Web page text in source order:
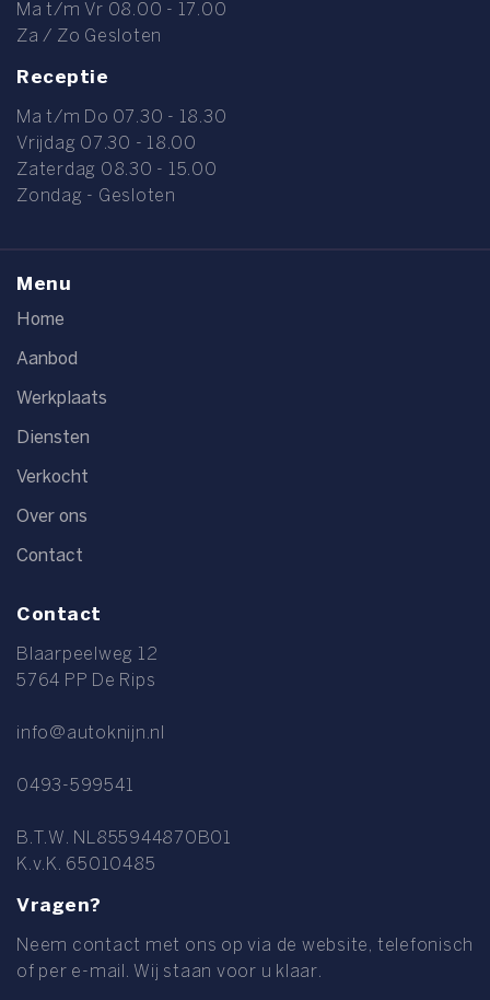
Ma t/m Vr 08.00 - 17.00
Za / Zo Gesloten
Receptie
Ma t/m Do 07.30 - 18.30
Vrijdag 07.30 - 18.00
Zaterdag 08.30 - 15.00
Zondag - Gesloten
Menu
Home
Aanbod
Werkplaats
Diensten
Verkocht
Over ons
Contact
Contact
Blaarpeelweg 12
5764 PP De Rips
info@autoknijn.nl
0493-599541
B.T.W. NL855944870B01
K.v.K. 65010485
Vragen?
Neem contact met ons op via de website, telefonisch
of per e-mail. Wij staan voor u klaar.